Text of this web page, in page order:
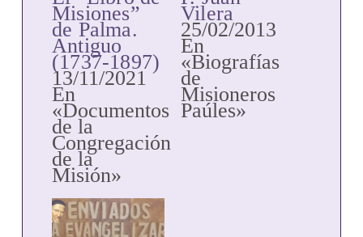
Misiones”
de Palma.
Antiguo
(1737-1897)
13/11/2021
En
«Documentos
de la
Congregación
de la
Misión»
Vilera
25/02/2013
En
«Biografías
de
Misioneros
Paúles»